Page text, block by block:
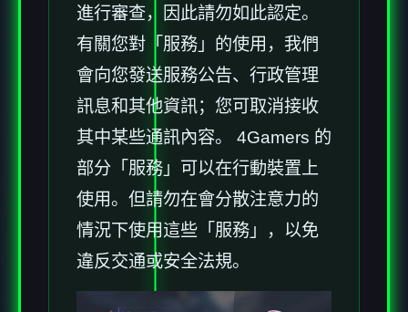
進行審查，因此請勿如此認定。
有關您對「服務」的使用，我們
會向您發送服務公告、行政管理
訊息和其他資訊；您可取消接收
其中某些通訊內容。 4Gamers 的
部分「服務」可以在行動裝置上
使用。但請勿在會分散注意力的
情況下使用這些「服務」，以免
違反交通或安全法規。